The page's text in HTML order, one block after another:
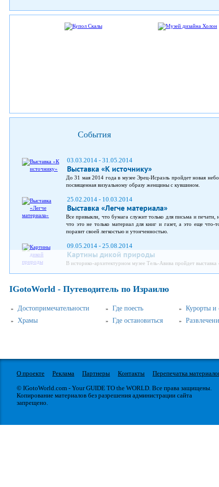
События
03.03.2014 - 31.05.2014
Выставка «К источнику»
До 31 мая 2014 года в музее Эрец-Исраэль пройдет новая
посвященная визуальному образу женщины с кувшином.
25.02.2014 - 10.03.2014
Выставка «Легче материала»
Все привыкли, что бумага служит только для письма и печати,
что это не только материал для книг и газет, а это еще что-
поразит своей легкостью и утонченностью.
09.05.2014 - 25.08.2014
Картины дикой природы
В историко-архитектурном музее Тель-Авива пройдет
IGotoWorld - Путеводитель по Израилю
Достопримечательности Где поесть
Курорты и
Храмы
Где остановиться
О проекте Реклама Партнеры Контакты
Перепечатка
© IGotoWorld.com - Your GUIDE TO the WORLD. Все права защищены.
Копирование материалов без разрешения администрации сайта
запрещено.